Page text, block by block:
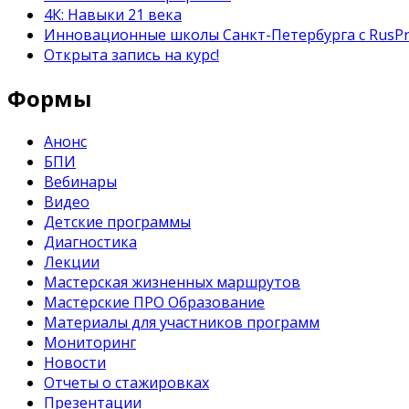
4К: Навыки 21 века
Инновационные школы Санкт-Петербурга с
Открыта запись на курс!
Формы
Анонс
БПИ
Вебинары
Видео
Детские программы
Диагностика
Лекции
Мастерская жизненных маршрутов
Мастерские ПРО Образование
Материалы для участников программ
Мониторинг
Новости
Отчеты о стажировках
Презентации